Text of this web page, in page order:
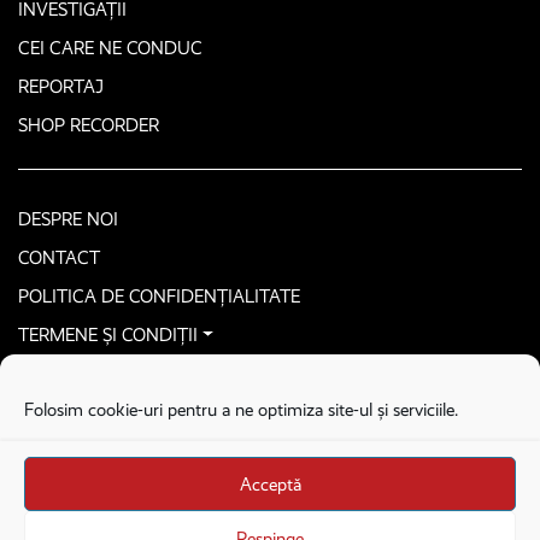
Folosim cookie-uri pentru a ne optimiza site-ul și serviciile.
Acceptă
INVESTIGAȚII
CEI CARE NE CONDUC
REPORTAJ
SHOP RECORDER
DESPRE NOI
CONTACT
POLITICA DE CONFIDENȚIALITATE
TERMENE ȘI CONDIȚII
Stega creative
Brandul Recorder e operat de Asociația Recorder Community, sub licența SC